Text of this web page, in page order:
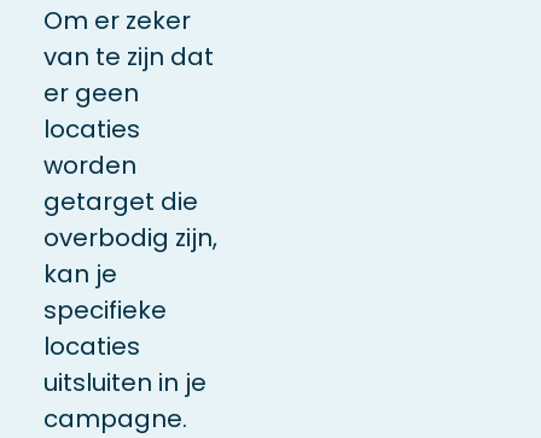
Om er zeker
van te zijn dat
er geen
locaties
worden
getarget die
overbodig zijn,
kan je
specifieke
locaties
uitsluiten in je
campagne.